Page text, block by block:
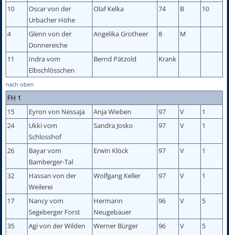
10
Oscar von der
Urbacher Höhe
Olaf Kelka 74 B 10
4
Glenn von der
Donnereiche
Angelika Grotheer 8 M
11
Indra vom
Elbschlösschen
Bernd Pätzold Krank
nach oben
FH 1
15
Eyron von Nessaja Anja Wieben 97 V
1
24
Ukki vom
Schlosshof
Sandra Josko 97 V 1
26
Bayar vom
Bamberger-Tal
Erwin Klöck 97 V 1
32
Hassan von der
Weilerei
Wolfgang Keller 97 V 1
17
Nancy vom
Segeberger Forst
Hermann
Neugebauer
96 V 5
35
Agi von der Wilden
Werner Bürger 96 V 5